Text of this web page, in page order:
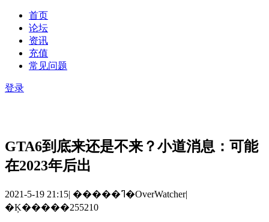
首页
论坛
资讯
充值
常见问题
登录
GTA6到底来还是不来？小道消息：可能
在2023年后出
2021-5-19 21:15| �����ߣ�OverWatcher|
�Ķ�����255210